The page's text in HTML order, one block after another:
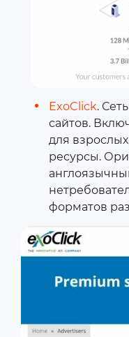
ExoClick.
сайтов.
для
ресурсы.
форматов